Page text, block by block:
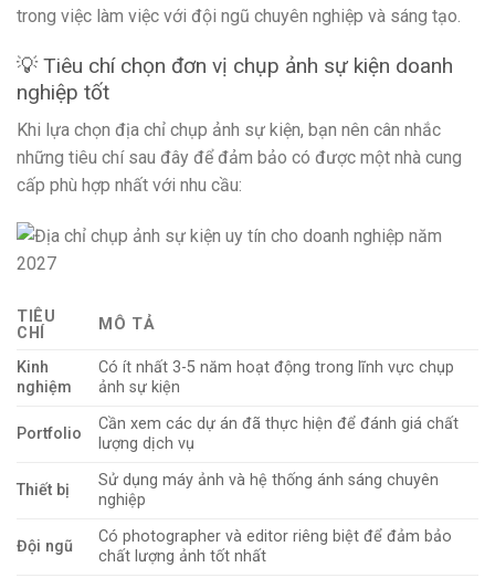
trong việc làm việc với đội ngũ chuyên nghiệp và sáng tạo.
💡 Tiêu chí chọn đơn vị chụp ảnh sự kiện doanh
nghiệp tốt
Khi lựa chọn địa chỉ chụp ảnh sự kiện, bạn nên cân nhắc
những tiêu chí sau đây để đảm bảo có được một nhà cung
cấp phù hợp nhất với nhu cầu:
TIÊU
CHÍ
MÔ TẢ
Kinh
nghiệm
Có ít nhất 3-5 năm hoạt động trong lĩnh vực chụp
ảnh sự kiện
Portfolio
Cần xem các dự án đã thực hiện để đánh giá chất
lượng dịch vụ
Thiết bị
Sử dụng máy ảnh và hệ thống ánh sáng chuyên
nghiệp
Đội ngũ
Có photographer và editor riêng biệt để đảm bảo
chất lượng ảnh tốt nhất